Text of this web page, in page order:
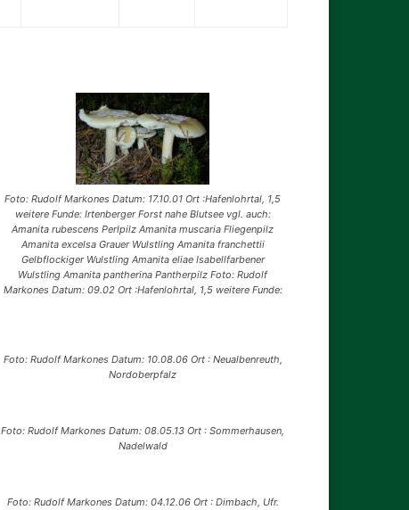
Foto: Rudolf Markones Datum: 17.10.01 Ort :Hafenlohrtal, 1,5
weitere Funde: Irtenberger Forst nahe Blutsee vgl. auch:
Amanita rubescens Perlpilz Amanita muscaria Fliegenpilz
Amanita excelsa Grauer Wulstling Amanita franchettii
Gelbflockiger Wulstling Amanita eliae Isabellfarbener
Wulstling Amanita pantherina Pantherpilz Foto: Rudolf
Markones Datum: 09.02 Ort :Hafenlohrtal, 1,5 weitere Funde:
Foto: Rudolf Markones Datum: 10.08.06 Ort : Neualbenreuth,
Nordoberpfalz
Foto: Rudolf Markones Datum: 08.05.13 Ort : Sommerhausen,
Nadelwald
Foto: Rudolf Markones Datum: 04.12.06 Ort : Dimbach, Ufr.